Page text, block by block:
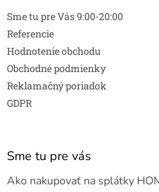
Sme tu pre Vás 9:00-20:00
Referencie
Hodnotenie obchodu
Obchodné podmienky
Reklamačný poriadok
GDPR
Sme tu pre vás
Ako nakupovať na splátky